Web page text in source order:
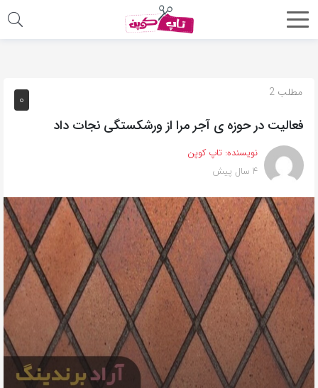
اشتراک
از
روش‌های
زیر
می‌توانید
این
صفحه
را
با
دوستان
خود
به
اشتراک
بگذارید.
0 مطلب 2
فعالیت در حوزه ی آجر مرا از ورشکستگی نجات داد
نویسنده: تاپ کوپن
4 سال پیش